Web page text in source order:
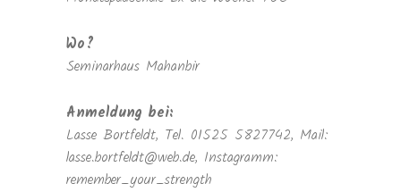
Wo?
Seminarhaus Mahanbir
Anmeldung bei:
Lasse Bortfeldt, Tel. 01525 5827742, Mail:
lasse.bortfeldt@web.de, Instagramm:
remember_your_strength